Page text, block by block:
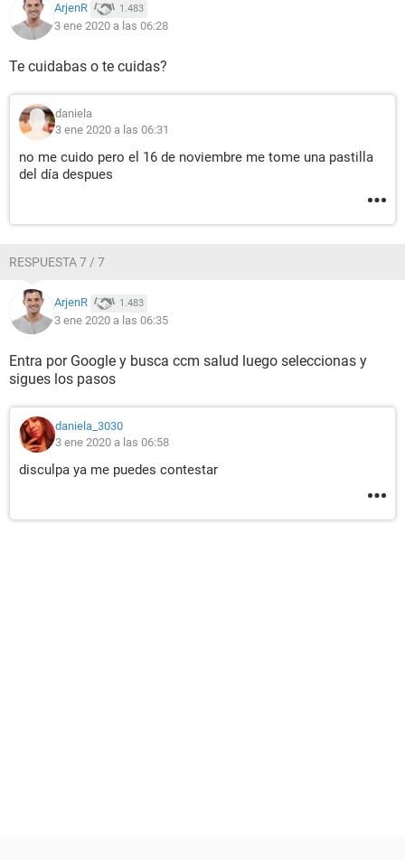
ArjenR 1.483
3 ene 2020 a las 06:28
Te cuidabas o te cuidas?
daniela
3 ene 2020 a las 06:31
no me cuido pero el 16 de noviembre me tome una pastilla
del día despues
RESPUESTA 7 / 7
ArjenR 1.483
3 ene 2020 a las 06:35
Entra por Google y busca ccm salud luego seleccionas y
sigues los pasos
daniela_3030
3 ene 2020 a las 06:58
disculpa ya me puedes contestar